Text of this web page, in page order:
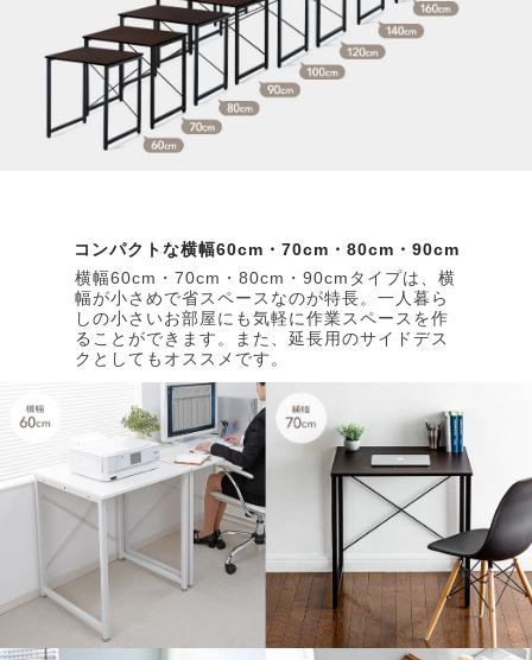
コンパクトな横幅60cm・70cm・80cm・90cm
横幅60cm・70cm・80cm・90cmタイプは、横
幅が小さめで省スペースなのが特長。一人暮ら
しの小さいお部屋にも気軽に作業スペースを作
ることができます。また、延長用のサイドデス
クとしてもオススメです。